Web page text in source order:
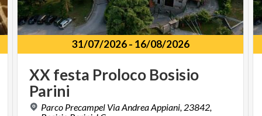
31/07/2026- 16/08/2026
XX festa Proloco Bosisio
Parini
Parco Precampel Via Andrea Appiani, 23842,